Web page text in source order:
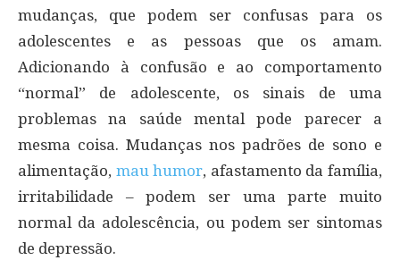
mudanças, que podem ser confusas para os
adolescentes e as pessoas que os amam.
Adicionando à confusão e ao comportamento
“normal” de adolescente, os sinais de uma
problemas na saúde mental pode parecer a
mesma coisa. Mudanças nos padrões de sono e
alimentação, mau humor, afastamento da família,
irritabilidade – podem ser uma parte muito
normal da adolescência, ou podem ser sintomas
de depressão.